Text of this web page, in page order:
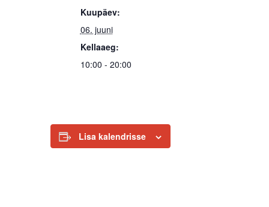
Kuupäev:
06. juuni
Kellaaeg:
10:00 - 20:00
Lisa kalendrisse